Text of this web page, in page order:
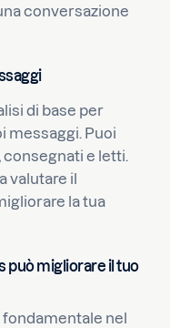
conversazione
di base per
messaggi. Puoi
e letti.
valutare il
la tua
può migliorare il tuo
nel